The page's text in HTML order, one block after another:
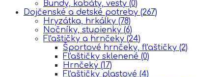
Bundy, kabáty, vesty (0)
Dojčenské a detské potreby (267)
Hryzátka, hrkálky (78)
Nočníky, stupienky (6)
Fľaštičky a hrnčeky (24)
Športové hrnčeky, fľaštičky (2)
Fľaštičky sklenené (0)
Hrnčeky (17)
Fľaštičky plastové (4)